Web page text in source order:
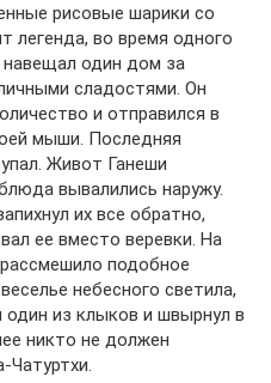
рисовые шарики со
легенда, во время одного
один дом за
сладостями. Он
и отправился в
мыши. Последняя
Живот Ганеши
вывалились наружу.
их все обратно,
ее вместо веревки. На
подобное
небесного светила,
один из клыков и швырнул в
никто не должен